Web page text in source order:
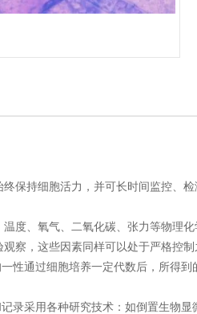
保持细胞活力，并可长时间监控、
度、氧气、二氧化碳、张力等物理
察，这些因素同样可以处于严格控制
性通过细胞培养一定代数后，所得
录采用各种研究技术：如倒置生物